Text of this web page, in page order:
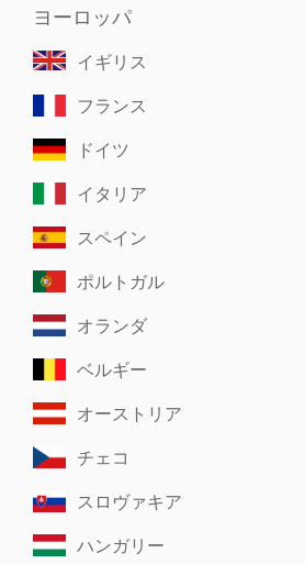
ヨーロッパ
イギリス
フランス
ドイツ
イタリア
スペイン
ポルトガル
オランダ
ベルギー
オーストリア
チェコ
スロヴァキア
ハンガリー